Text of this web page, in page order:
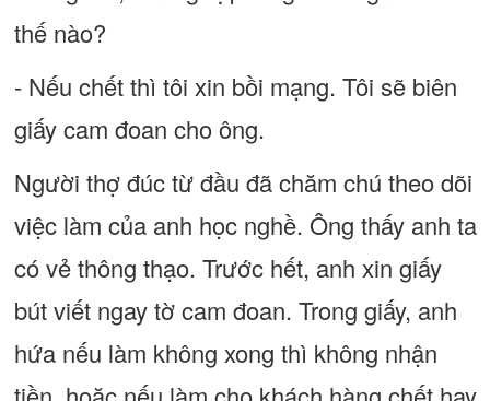
thế nào?
- Nếu chết thì tôi xin bồi mạng. Tôi sẽ biên
giấy cam đoan cho ông.
Người thợ đúc từ đầu đã chăm chú theo dõi
việc làm của anh học nghề. Ông thấy anh ta
có vẻ thông thạo. Trước hết, anh xin giấy
bút viết ngay tờ cam đoan. Trong giấy, anh
hứa nếu làm không xong thì không nhận